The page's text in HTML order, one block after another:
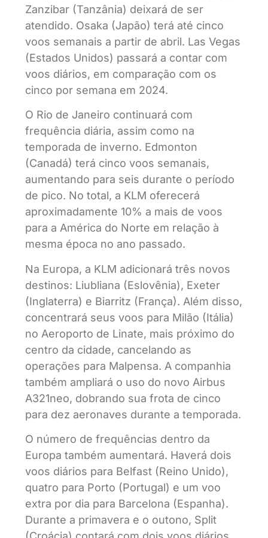
Zanzibar (Tanzânia) deixará de ser
atendido. Osaka (Japão) terá até cinco
voos semanais a partir de abril. Las Vegas
(Estados Unidos) passará a contar com
voos diários, em comparação com os
cinco por semana em 2024.
O Rio de Janeiro continuará com
frequência diária, assim como na
temporada de inverno. Edmonton
(Canadá) terá cinco voos semanais,
aumentando para seis durante o período
de pico. No total, a KLM oferecerá
aproximadamente 10% a mais de voos
para a América do Norte em relação à
mesma época no ano passado.
Na Europa, a KLM adicionará três novos
destinos: Liubliana (Eslovênia), Exeter
(Inglaterra) e Biarritz (França). Além disso,
concentrará seus voos para Milão (Itália)
no Aeroporto de Linate, mais próximo do
centro da cidade, cancelando as
operações para Malpensa. A companhia
também ampliará o uso do novo Airbus
A321neo, dobrando sua frota de cinco
para dez aeronaves durante a temporada.
O número de frequências dentro da
Europa também aumentará. Haverá dois
voos diários para Belfast (Reino Unido),
quatro para Porto (Portugal) e um voo
extra por dia para Barcelona (Espanha).
Durante a primavera e o outono, Split